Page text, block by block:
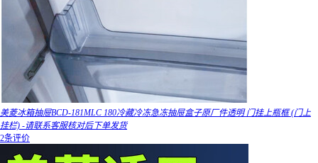
美菱冰箱抽屉BCD-181MLC 180冷藏冷冻急冻抽屉盒子原厂件透明 门挂上瓶框 (门上
挂栏) -请联系客服核对后下单发货
2条评价